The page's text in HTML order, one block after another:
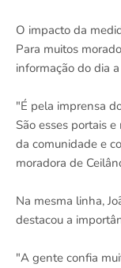
O impacto da
Para muitos
informação do dia
"É pela imprensa
São esses portais
da comunidade e
moradora de
Na mesma linha,
destacou a
"A gente confia